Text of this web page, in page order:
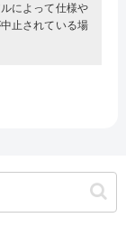
によって仕様や
止されている場